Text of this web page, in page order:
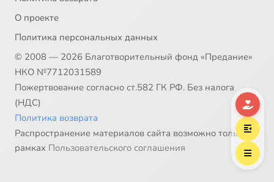
О проекте
Политика персональных данных
© 2008 — 2026 Благотворительный фонд «Предание»
НКО №7712031589
Пожертвование согласно ст.582 ГК РФ. Без налога
(НДС)
Политика возврата
Распространение материалов сайта возможно только в
рамках Пользовательского соглашения